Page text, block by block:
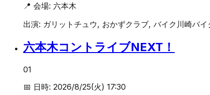
📍 会場: 六本木
出演: ガリットチュウ, おかずクラブ, バイク川崎バ
六本木コントライブNEXT！
01
📅 日時: 2026/8/25(火) 17:30